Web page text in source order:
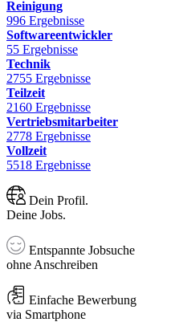
Reinigung
996 Ergebnisse
Softwareentwickler
55 Ergebnisse
Technik
2755 Ergebnisse
Teilzeit
2160 Ergebnisse
Vertriebsmitarbeiter
2778 Ergebnisse
Vollzeit
5518 Ergebnisse
Dein Profil.
Deine Jobs.
Entspannte Jobsuche
ohne Anschreiben
Einfache Bewerbung
via Smartphone